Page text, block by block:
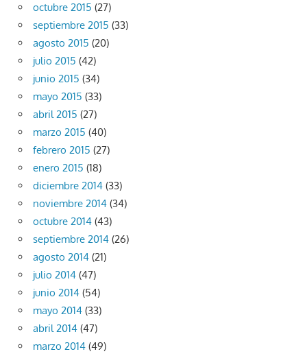
octubre 2015 (27)
septiembre 2015 (33)
agosto 2015 (20)
julio 2015 (42)
junio 2015 (34)
mayo 2015 (33)
abril 2015 (27)
marzo 2015 (40)
febrero 2015 (27)
enero 2015 (18)
diciembre 2014 (33)
noviembre 2014 (34)
octubre 2014 (43)
septiembre 2014 (26)
agosto 2014 (21)
julio 2014 (47)
junio 2014 (54)
mayo 2014 (33)
abril 2014 (47)
marzo 2014 (49)